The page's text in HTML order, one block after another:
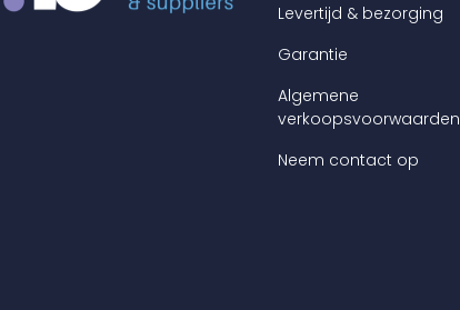
Levertijd & bezorging
Garantie
Algemene
verkoopsvoorwaarden
Neem contact op